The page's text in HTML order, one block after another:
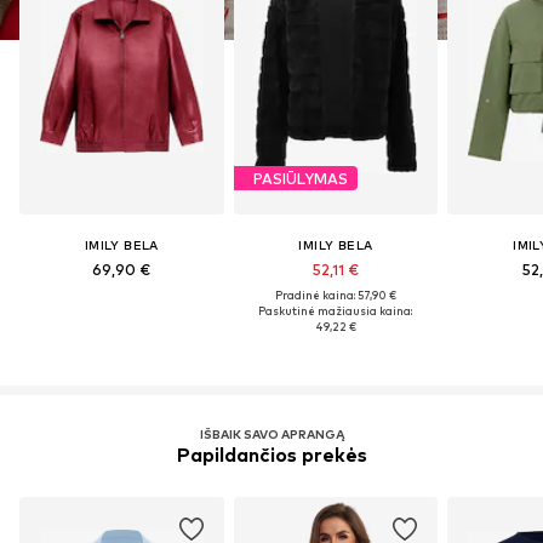
IMILY BELA
69,90 €
PASIŪLYMAS
IMILY BELA
52,11 €
Pradinė kaina: 57,90 €
Paskutinė mažiausia kaina:
49,22 €
IŠBAIK SAVO APRANGĄ
Papildančios prekės